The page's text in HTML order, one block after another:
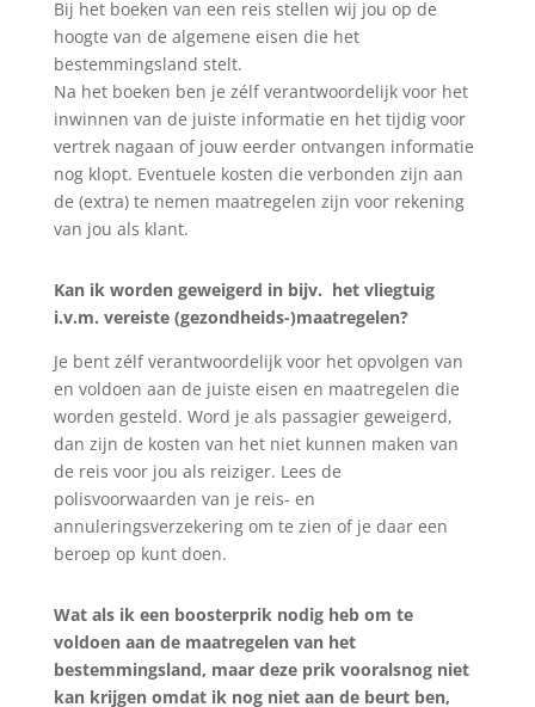
Bij het boeken van een reis stellen wij jou op de
hoogte van de algemene eisen die het
bestemmingsland stelt.
Na het boeken ben je zélf verantwoordelijk voor het
inwinnen van de juiste informatie en het tijdig voor
vertrek nagaan of jouw eerder ontvangen informatie
nog klopt. Eventuele kosten die verbonden zijn aan
de (extra) te nemen maatregelen zijn voor rekening
van jou als klant.
Kan ik worden geweigerd in bijv. het vliegtuig
i.v.m. vereiste (gezondheids-)maatregelen?
Je bent zélf verantwoordelijk voor het opvolgen van
en voldoen aan de juiste eisen en maatregelen die
worden gesteld. Word je als passagier geweigerd,
dan zijn de kosten van het niet kunnen maken van
de reis voor jou als reiziger. Lees de
polisvoorwaarden van je reis- en
annuleringsverzekering om te zien of je daar een
beroep op kunt doen.​
Wat als ik een boosterprik nodig heb om te
voldoen aan de maatregelen van het
bestemmingsland, maar deze prik vooralsnog niet
kan krijgen omdat ik nog niet aan de beurt ben,